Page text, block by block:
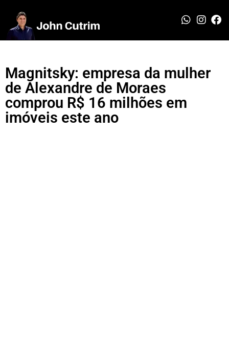
Magnitsky: empresa da mulher
de Alexandre de Moraes
comprou R$ 16 milhões em
imóveis este ano